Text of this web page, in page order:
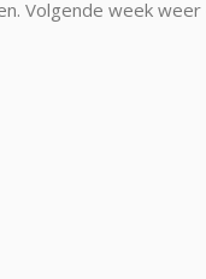
Volgende week